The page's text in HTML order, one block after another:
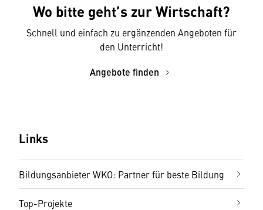
Wo bitte geht’s zur Wirtschaft?
Schnell und einfach zu ergänzenden Angeboten für
den Unterricht!
Angebote finden
Links
Bildungsanbieter WKO: Partner für beste Bildung
Top-Projekte